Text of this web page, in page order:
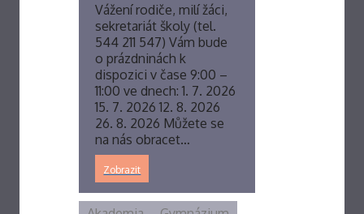
Vážení rodiče, milí žáci,
sekretariát školy (tel.
544 211 547) Vám bude
o prázdninách k
dispozici v čase 9:00 –
11:00 ve dnech: 1. 7. 2026
15. 7. 2026 12. 8. 2026
26. 8. 2026 Můžete se
na nás obracet…
Zobrazit